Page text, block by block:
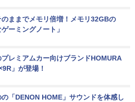
のままでメモリ倍増！メモリ32GBの
ゲーミングノート」
プレミアムカー向けブランドHOMURA
」が登場！
「DENON HOME」サウンドを体感し